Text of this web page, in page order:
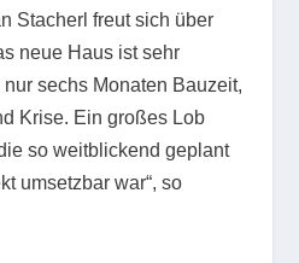
Stacherl freut sich über
neue Haus ist sehr
sechs Monaten Bauzeit,
Krise. Ein großes Lob
so weitblickend geplant
umsetzbar war“, so